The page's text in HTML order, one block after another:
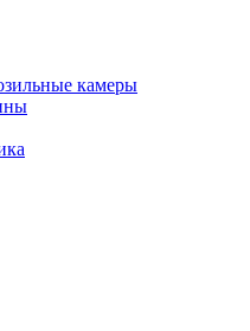
камеры